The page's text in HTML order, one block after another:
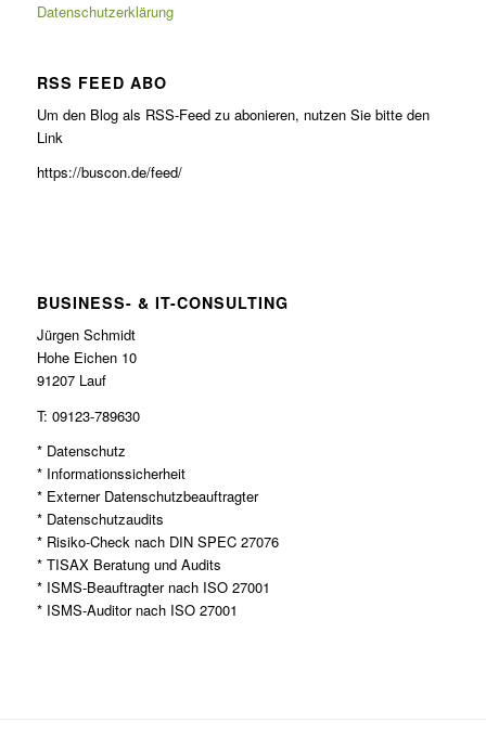
Datenschutzerklärung
RSS FEED ABO
Um den Blog als RSS-Feed zu abonieren, nutzen Sie bitte den
Link
https://buscon.de/feed/
BUSINESS- & IT-CONSULTING
Jürgen Schmidt
Hohe Eichen 10
91207 Lauf
T: 09123-789630
* Datenschutz
* Informationssicherheit
* Externer Datenschutzbeauftragter
* Datenschutzaudits
* Risiko-Check nach DIN SPEC 27076
* TISAX Beratung und Audits
* ISMS-Beauftragter nach ISO 27001
* ISMS-Auditor nach ISO 27001